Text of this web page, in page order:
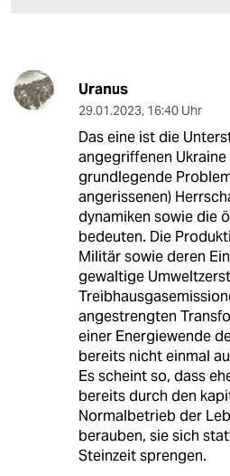
Uranus
29.01.2023, 16:40 Uhr
Das eine ist die
angegriffenen
grundlegende
angerissenen)
dynamiken sowie die
bedeuten. Die
Militär sowie deren
gewaltige
angestrengten
einer Energiewende
bereits nicht einmal
Es scheint so, dass
bereits durch den
Normalbetrieb der
berauben, sie sich
Steinzeit sprengen.